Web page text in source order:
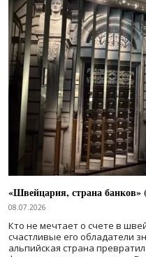
«Швейцария, страна банков»
08.07.2026
Кто не мечтает о счете в
счастливые его обладатели
альпийская страна